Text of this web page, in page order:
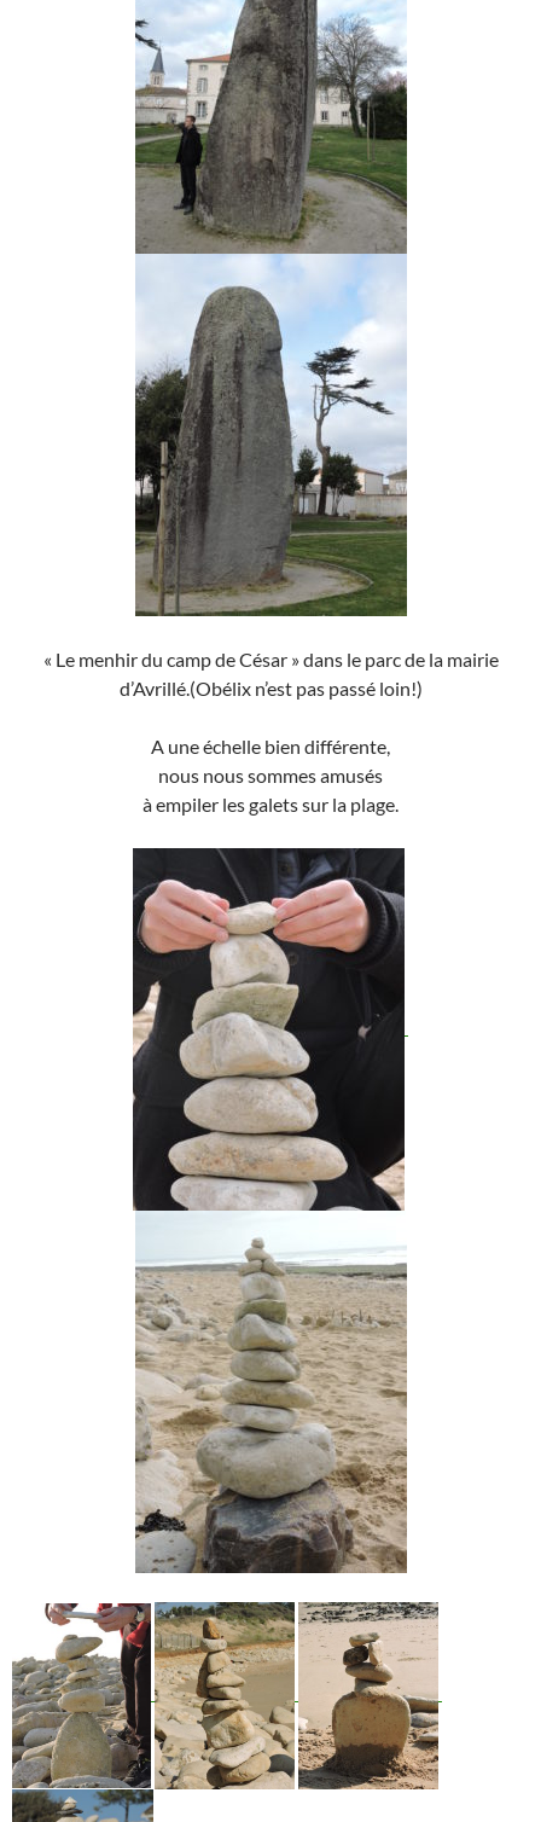
« Le menhir du camp de César » dans le parc de la mairie
d’Avrillé.(Obélix n’est pas passé loin!)
A une échelle bien différente,
nous nous sommes amusés
à empiler les galets sur la plage.